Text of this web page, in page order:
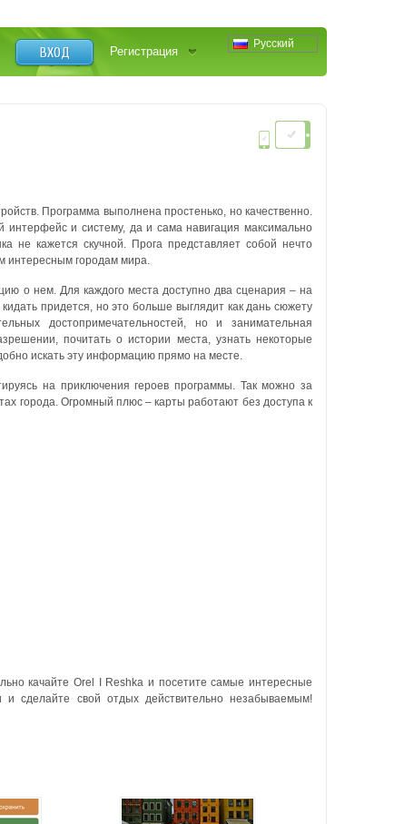
Русский
ВХОД Регистрация
Программа выполнена простенько, но качественно.
и систему, да и сама навигация максимально
не кажется скучной. Прога представляет собой нечто
интересным городам мира.
о нем. Для каждого места доступно два сценария – на
придется, но это больше выглядит как дань сюжету
достопримечательностей, но и занимательная
почитать о истории места, узнать некоторые
искать эту информацию прямо на месте.
на приключения героев программы. Так можно за
города. Огромный плюс – карты работают без доступа к
качайте Orel I Reshka и посетите самые интересные
сделайте свой отдых действительно незабываемым!